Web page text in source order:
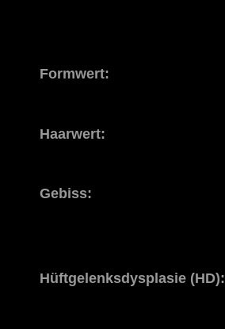
Formwert:
Haarwert:
Gebiss:
Hüftgelenksdysplasie (HD):